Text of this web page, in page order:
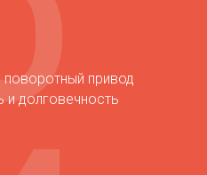
привод
и долговечность